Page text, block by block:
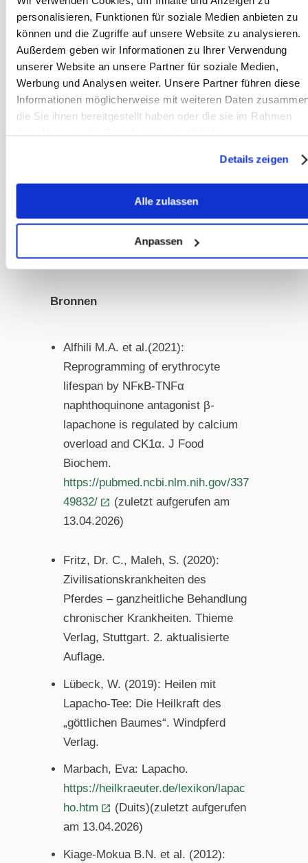
personalisieren, Funktionen für soziale Medien anbieten zu
können und die Zugriffe auf unsere Website zu analysieren.
Außerdem geben wir Informationen zu Ihrer Verwendung
unserer Website an unsere Partner für soziale Medien,
Werbung und Analysen weiter. Unsere Partner führen diese
Informationen möglicherweise mit weiteren Daten
die Sie ihnen bereitgestellt haben oder die sie im Rahmen
Details zeigen
Alle zulassen
Anpassen
bacteriële balans) te bestrijden. De
gemalen bast kan direct aan het voer
worden toegevoegd. Als alternatief
kunnen de baststroken, die als
Lapacho worden verkocht, grondig
worden gekookt en als thee worden
Bronnen
Alfhili M.A. et al.(2021):
Reprogramming of erythrocyte
lifespan by NFκB-TNFα
naphthoquinone antagonist β-
lapachone is regulated by calcium
overload and CK1α. J Food
Biochem.
https://pubmed.ncbi.nlm.nih.gov/337
49832/
(zuletzt aufgerufen am
13.04.2026)
Fritz, Dr. C., Maleh, S. (2020):
Zivilisationskrankheiten des
Pferdes – ganzheitliche Behandlung
chronischer Krankheiten. Thieme
Verlag, Stuttgart. 2. aktualisierte
Auflage.
Lübeck, W. (2019): Heilen mit
Lapacho-Tee: Die Heilkraft des
„göttlichen Baumes“. Windpferd
Verlag.
Marbach, Eva: Lapacho.
https://heilkraeuter.de/lexikon/lapac
ho.htm
(Duits)(zuletzt aufgerufen
am 13.04.2026)
Kiage-Mokua B.N. et al. (2012):